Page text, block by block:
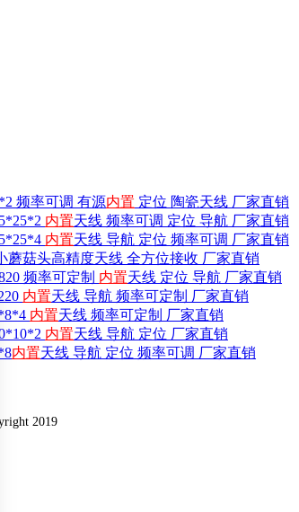
频率可调 有源内置 定位 陶瓷天线 厂家直销
内置天线 频率可调 定位 导航 厂家直销
内置天线 导航 定位 频率可调 厂家直销
蘑菇头高精度天线 全方位接收 厂家直销
频率可定制 内置天线 定位 导航 厂家直销
内置天线 导航 频率可定制 厂家直销
内置天线 频率可定制 厂家直销
内置天线 导航 定位 厂家直销
内置天线 导航 定位 频率可调 厂家直销
2019